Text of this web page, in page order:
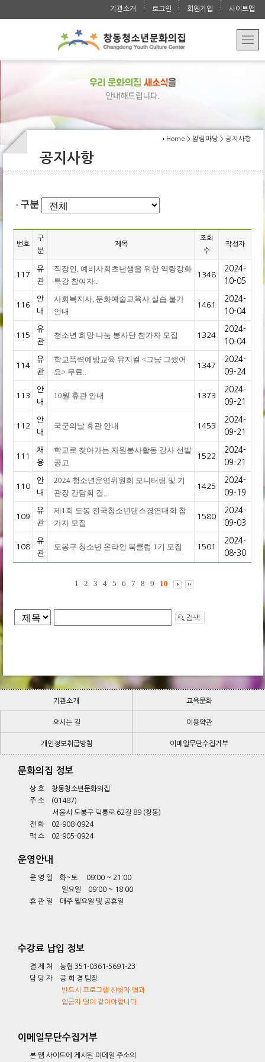
기관소개 로그인 회원가입 사이트맵
대관/요금 안내
청소년 참여 활동
학교/지역 연계
특성화 사업
수강/환불 안내
Home > 알림마당 > 공지사항
공지사항
구분
번호
구
분
제목
조회
수
작성자
117
유
관
직장인, 예비사회초년생을 위한 역량강화
특강 참여자..
1348
2024-
10-05
116
안
내
사회복지사, 문화예술교육사 실습 불가
안내
1461
2024-
10-04
115
유
관
청소년 희망 나눔 봉사단 참가자 모집 1324
2024-
10-04
114
유
관
학교폭력예방교육 뮤지컬 <그냥 그랬어
요> 무료..
1347
2024-
09-24
113
안
내
10월 휴관 안내 1373
2024-
09-21
112
안
내
국군의날 휴관 안내 1453
2024-
09-21
111
채
용
학교로 찾아가는 자원봉사활동 강사 선발
공고
1522
2024-
09-21
110
안
내
2024 청소년운영위원회 모니터링 및 기
관장 간담회 결..
1425
2024-
09-19
109
유
관
제1회 도봉 전국청소년댄스경연대회 참
가자 모집
1580
2024-
09-03
108
유
관
도봉구 청소년 온라인 북클럽 1기 모집 1501
2024-
08-30
1 2 3 4 5 6 7 8 9 10
기관소개
기관소개
교육문화
교육문화
오시는 길
오시는 길
이용약관
이용약관
개인정보취급방침
개인정보취급방침
이메일무단수집거부
문화의집 정보
상 호 창동청소년문화의집
주 소 (01487)
서울시 도봉구 덕릉로 62길 89 (창동)
전 화 02-908-0924
팩 스 02-905-0924
운영안내
운 영 일 화~토 09:00 ~ 21:00
일요일 09:00 ~ 18:00
휴 관 일 매주 월요일 및 공휴일
수강료 납입 정보
결 제 처 농협 351-0361-5691-23
담 당 자 공 희 경 팀장
반드시 프로그램 신청자 명과
입금자 명이 같아야합니다.
이메일무단수집거부
본 웹 사이트에 게시된 이메일 주소의